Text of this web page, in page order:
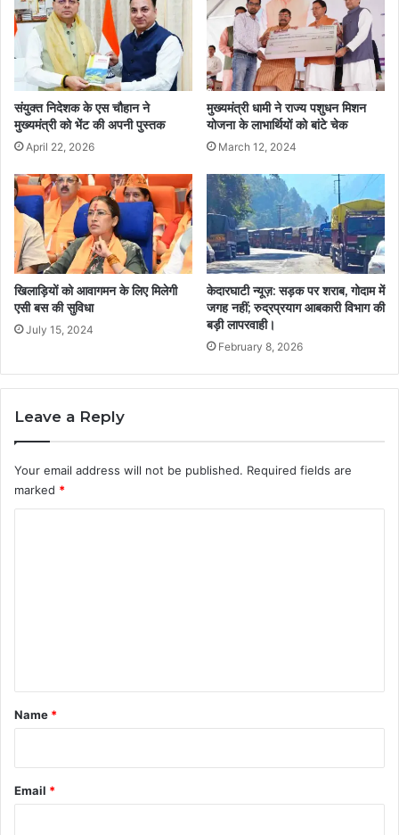
संयुक्त निदेशक के एस चौहान ने
मुख्यमंत्री को भेंट की अपनी पुस्तक
April 22, 2026
मुख्यमंत्री धामी ने राज्य पशुधन मिशन
योजना के लाभार्थियों को बांटे चेक
March 12, 2024
खिलाड़ियों को आवागमन के लिए मिलेगी
एसी बस की सुविधा
July 15, 2024
केदारघाटी न्यूज़: सड़क पर शराब, गोदाम में
जगह नहीं; रुद्रप्रयाग आबकारी विभाग की
बड़ी लापरवाही।
February 8, 2026
Leave a Reply
Your email address will not be published. Required fields are
marked *
*
Name *
Email *